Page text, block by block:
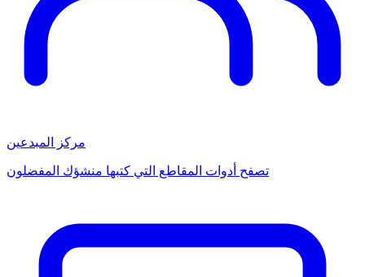
مركز المبدعين
تصفح أدوات المقاطع التي كتبها منشؤك المفضلون